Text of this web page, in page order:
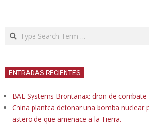
Search
ENTRADAS RECIENTES
BAE Systems Brontanax: dron de
China plantea detonar una bomba nuclear
asteroide que amenace a la Tierra.